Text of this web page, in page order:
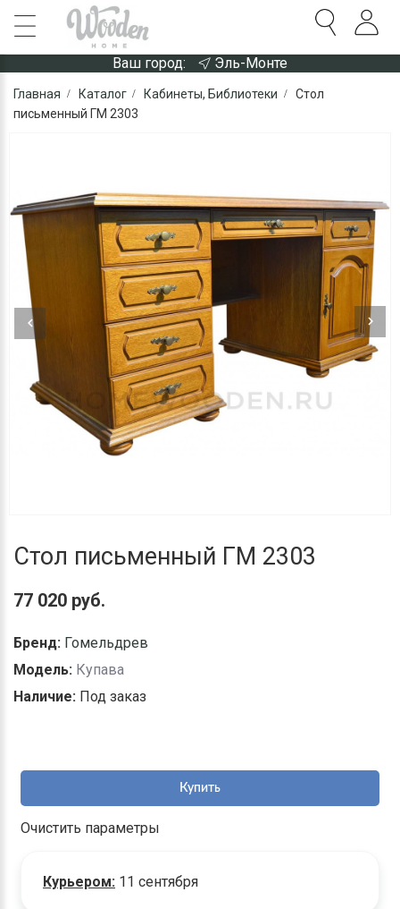
Ваш город: Эль-Монте
Главная Каталог Кабинеты, Библиотеки
Стол
письменный ГМ 2303
Стол письменный ГМ 2303
77 020 руб.
Бренд: Гомельдрев
Модель: Купава
Наличие: Под заказ
Купить
Очистить параметры
Курьером: 11 сентября